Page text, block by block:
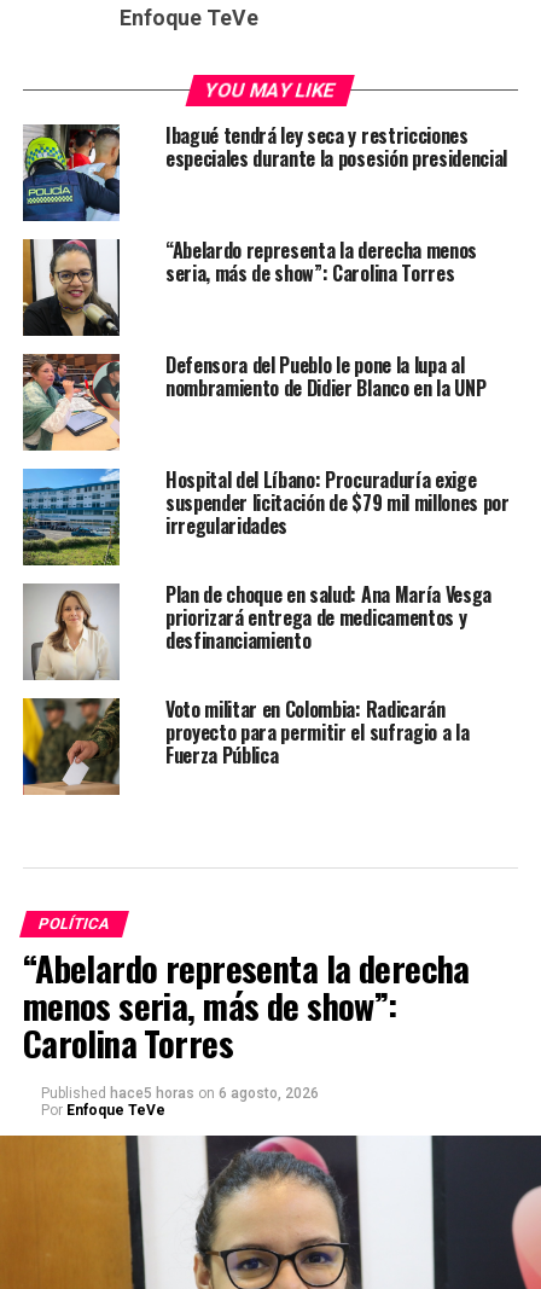
Enfoque TeVe
YOU MAY LIKE
Ibagué tendrá ley seca y restricciones
especiales durante la posesión presidencial
“Abelardo representa la derecha menos
seria, más de show”: Carolina Torres
Defensora del Pueblo le pone la lupa al
nombramiento de Didier Blanco en la UNP
Hospital del Líbano: Procuraduría exige
suspender licitación de $79 mil millones por
irregularidades
Plan de choque en salud: Ana María Vesga
priorizará entrega de medicamentos y
desfinanciamiento
Voto militar en Colombia: Radicarán
proyecto para permitir el sufragio a la
Fuerza Pública
POLÍTICA
“Abelardo representa la derecha
menos seria, más de show”:
Carolina Torres
Published hace5 horas on 6 agosto, 2026
Por Enfoque TeVe